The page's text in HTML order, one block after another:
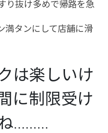
り抜け多めで帰路を急
満タンにして店舗に滑
は楽しいけ
に制限受け
.........